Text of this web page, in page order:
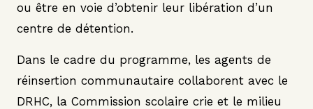
ou être en voie d’obtenir leur libération d’un
centre de détention.
Dans le cadre du programme, les agents de
réinsertion communautaire collaborent avec le
DRHC, la Commission scolaire crie et le milieu